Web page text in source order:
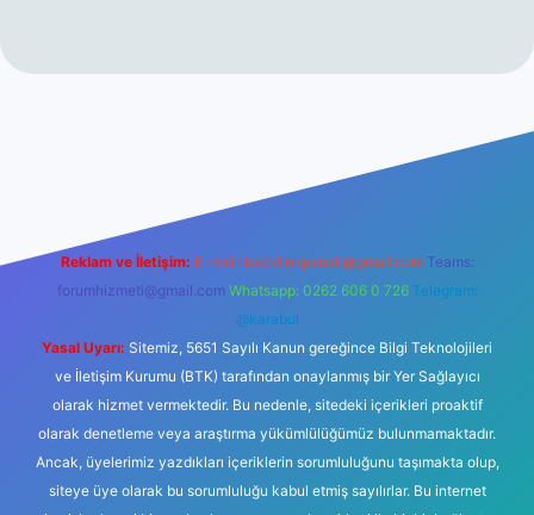
Reklam ve İletişim: E-mail: backlinkpaneli@gmail.com Teams:
forumhizmeti@gmail.com Whatsapp: 0262 606 0 726 Telegram:
@karabul
Yasal Uyarı: Sitemiz, 5651 Sayılı Kanun gereğince Bilgi Teknolojileri
ve İletişim Kurumu (BTK) tarafından onaylanmış bir Yer Sağlayıcı
olarak hizmet vermektedir. Bu nedenle, sitedeki içerikleri proaktif
olarak denetleme veya araştırma yükümlülüğümüz bulunmamaktadır.
Ancak, üyelerimiz yazdıkları içeriklerin sorumluluğunu taşımakta olup,
siteye üye olarak bu sorumluluğu kabul etmiş sayılırlar. Bu internet